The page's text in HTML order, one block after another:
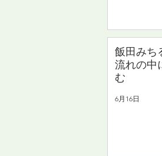
飯田みち
流れの中
6月16日